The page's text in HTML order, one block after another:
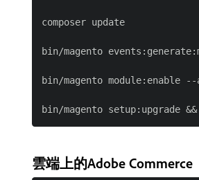
composer update
bin/magento
bin/magento module:enable
雲端上的Adobe Commerce